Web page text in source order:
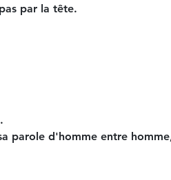
par la tête.
parole d'homme entre